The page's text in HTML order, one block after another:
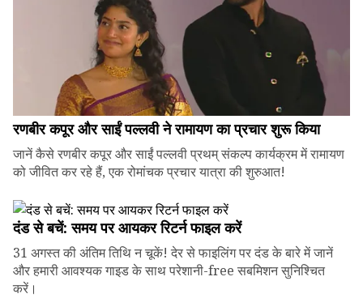
रणबीर कपूर और साईं पल्लवी ने रामायण का प्रचार शुरू किया
जानें कैसे रणबीर कपूर और साईं पल्लवी प्रथम् संकल्प कार्यक्रम में रामायण
को जीवित कर रहे हैं, एक रोमांचक प्रचार यात्रा की शुरुआत!
दंड से बचें: समय पर आयकर रिटर्न फाइल करें
31 अगस्त की अंतिम तिथि न चूकें! देर से फाइलिंग पर दंड के बारे में जानें
और हमारी आवश्यक गाइड के साथ परेशानी-free सबमिशन सुनिश्चित
करें।